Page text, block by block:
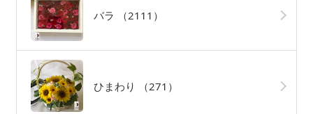
バラ （2111）
ひまわり （271）